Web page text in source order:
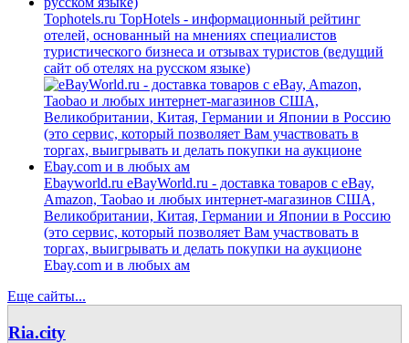
Tophotels.ru TopHotels - информационный рейтинг
отелей, основанный на мнениях специалистов
туристического бизнеса и отзывах туристов (ведущий
сайт об отелях на русском языке)
Ebayworld.ru eBayWorld.ru - доставка товаров с eBay,
Amazon, Taobao и любых интернет-магазинов США,
Великобритании, Китая, Германии и Японии в Россию
(это сервис, который позволяет Вам участвовать в
торгах, выигрывать и делать покупки на аукционе
Ebay.com и в любых ам
Еще сайты...
Ria.city